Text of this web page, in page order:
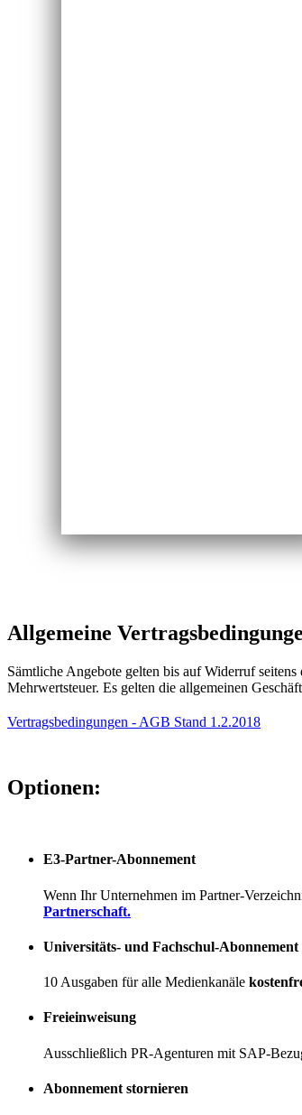
Allgemeine
Sämtliche Angebote gelten bis auf Widerruf
Mehrwertsteuer. Es gelten die allgemeinen
Vertragsbedingungen - AGB Stand 1.2.2018
Optionen:
E3-Partner-Abonnement
Wenn Ihr Unternehmen im Partner-
Partnerschaft.
Universitäts- und Fachschul-Abonnement
10 Ausgaben für alle Medienkanäle
Freieinweisung
Ausschließlich PR-Agenturen mit SAP-
Abonnement stornieren